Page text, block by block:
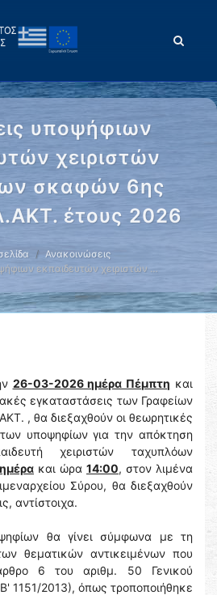
υποψήφιων
χειριστών
σκαφών 6ης
έτους 2026
Ανακοινώσεις
εκπαιδευτών χειριστών …
26-03-2026 ημέρα Πέμπτη και
εγκαταστάσεις των Γραφείων
, θα διεξαχθούν οι θεωρητικές
υποψηφίων για την απόκτηση
χειριστών ταχυπλόων
και ώρα 14:00, στον λιμένα
Σύρου, θα διεξαχθούν
αντίστοιχα.
θα γίνει σύμφωνα με τη
θεματικών αντικειμένων που
6 του αριθμ. 50 Γενικού
1151/2013), όπως τροποποιήθηκε